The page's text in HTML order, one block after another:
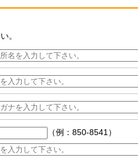
。
（例：850-8541）